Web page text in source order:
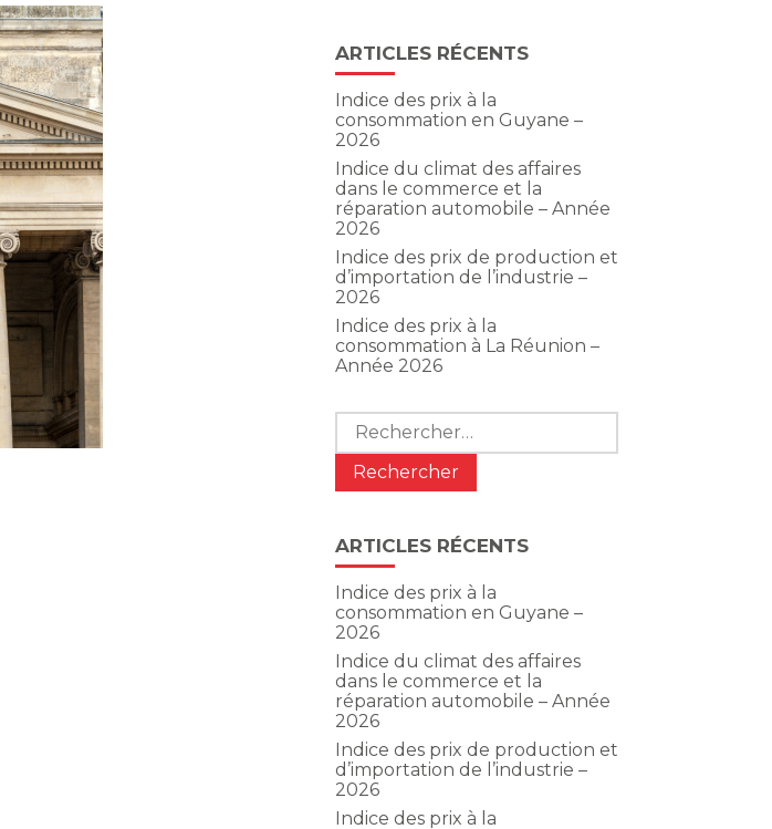
ARTICLES RÉCENTS
Indice des prix à la
consommation en Guyane –
2026
Indice du climat des affaires
dans le commerce et la
réparation automobile – Année
2026
Indice des prix de production et
d’importation de l’industrie –
2026
Indice des prix à la
consommation à La Réunion –
Année 2026
Rechercher :
ARTICLES RÉCENTS
Indice des prix à la
consommation en Guyane –
2026
Indice du climat des affaires
dans le commerce et la
réparation automobile – Année
2026
Indice des prix de production et
d’importation de l’industrie –
2026
Indice des prix à la